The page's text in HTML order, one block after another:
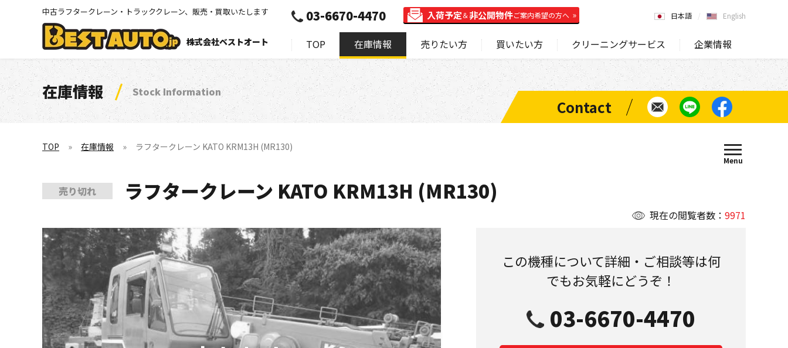
中古ラフタークレーン・トラッククレーン、販売・買取いたします
株式会社ベストオート TOP 在庫情報 売りたい方 買いたい方 クリーニングサービス 企業情報
03-6670-4470 入荷予定＆非公開物件ご案内希望の方へ 日本語 English
在庫情報 Stock Information
TOP 在庫情報 ラフタークレーン KATO KRM13H (MR130)
現在の閲覧者数： 9971
売り切れ ラフタークレーン KATO KRM13H (MR130)
この機種について詳細・ご相談等は何
でもお気軽にどうぞ！
03-6670-4470